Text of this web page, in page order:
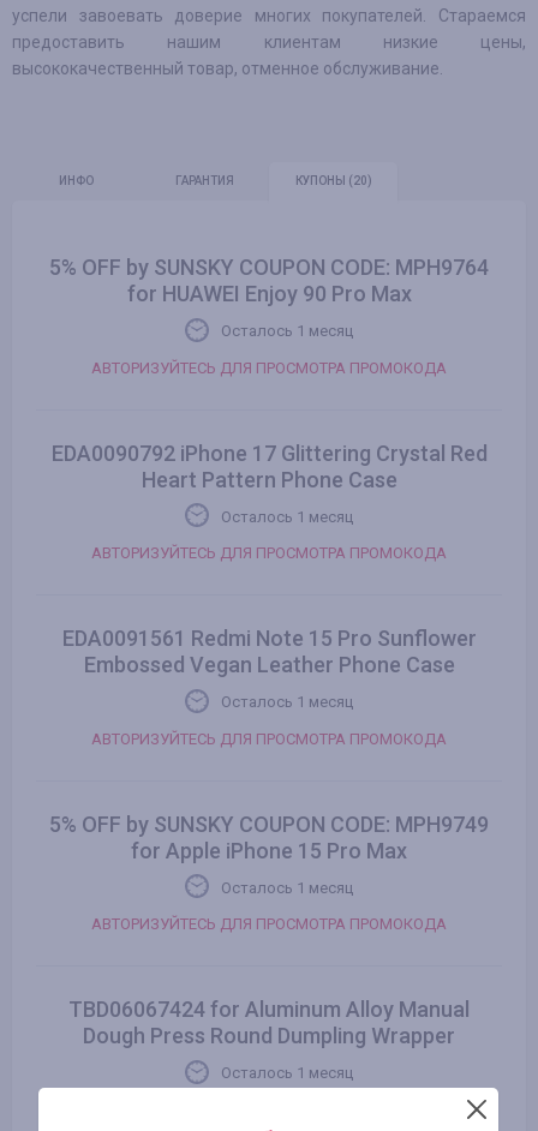
успели завоевать доверие многих покупателей. Стараемся
предоставить нашим клиентам низкие цены,
высококачественный товар, отменное обслуживание.
ИНФО ГАРАНТИЯ КУПОНЫ (20)
5% OFF by SUNSKY COUPON CODE: MPH9764
for HUAWEI Enjoy 90 Pro Max
Осталось 1 месяц
АВТОРИЗУЙТЕСЬ ДЛЯ ПРОСМОТРА ПРОМОКОДА
EDA0090792 iPhone 17 Glittering Crystal Red
Heart Pattern Phone Case
Осталось 1 месяц
АВТОРИЗУЙТЕСЬ ДЛЯ ПРОСМОТРА ПРОМОКОДА
EDA0091561 Redmi Note 15 Pro Sunflower
Embossed Vegan Leather Phone Case
Осталось 1 месяц
АВТОРИЗУЙТЕСЬ ДЛЯ ПРОСМОТРА ПРОМОКОДА
5% OFF by SUNSKY COUPON CODE: MPH9749
for Apple iPhone 15 Pro Max
Осталось 1 месяц
АВТОРИЗУЙТЕСЬ ДЛЯ ПРОСМОТРА ПРОМОКОДА
TBD06067424 for Aluminum Alloy Manual
Dough Press Round Dumpling Wrapper
Осталось 1 месяц